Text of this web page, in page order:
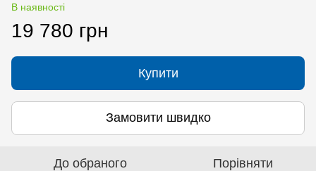
В наявності
19 780 грн
Купити
Замовити швидко
До обраного Порівняти